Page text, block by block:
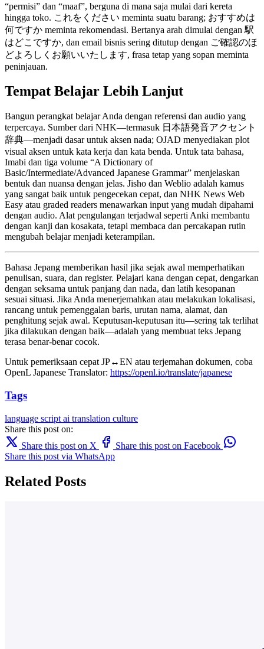
“permisi” dan “maaf”, berguna di mana saja mulai dari kereta
hingga toko. これをください meminta suatu barang; おすすめは
何ですか meminta rekomendasi. Bertanya arah dimulai dengan 駅
はどこですか, dan email bisnis sering ditutup dengan ご確認のほ
どよろしくお願いいたします, frasa tetap yang sopan meminta
peninjauan.
Tempat Belajar Lebih Lanjut
Bangun perangkat belajar Anda dengan referensi dan audio yang
terpercaya. Sumber dari NHK—termasuk 日本語発音アクセント
辞典—menjadi dasar untuk aksen nada; OJAD menyediakan plot
visual aksen untuk kata kerja dan kata benda. Untuk tata bahasa,
Imabi dan tiga volume “A Dictionary of
Basic/Intermediate/Advanced Japanese Grammar” menjelaskan
bentuk dan nuansa dengan jelas. Jisho dan Weblio adalah kamus
yang sangat baik untuk pengecekan cepat, dan NHK News Web
Easy atau graded readers menawarkan input yang mudah dipahami
dengan audio. Alat pengulangan terjadwal seperti Anki membantu
dengan kanji dan kosakata, tetapi membaca dan percakapan rutin
mengubah belajar menjadi keterampilan.
Bahasa Jepang memberikan hasil jika sejak awal memperhatikan
penulisan, suara, dan register. Pelajari kana dengan cepat, dengarkan
dengan seksama untuk panjang dan nada, dan latih kesopanan
sesuai situasi. Jika Anda menerjemahkan atau melakukan lokalisasi,
rancang untuk pemenggalan baris, urutan nama, alamat, dan
penghitung sejak awal. Keputusan-keputusan itu—sering tak terlihat
jika dilakukan dengan baik—adalah yang membuat teks Jepang
terasa benar-benar cocok.
Untuk pemeriksaan cepat JP↔EN atau terjemahan dokumen, coba
OpenL Japanese Translator: https://openl.io/translate/japanese
Tags
language script ai translation culture
Share this post on:
Share this post on X
Share this post on Facebook
Share this post via WhatsApp
Related Posts